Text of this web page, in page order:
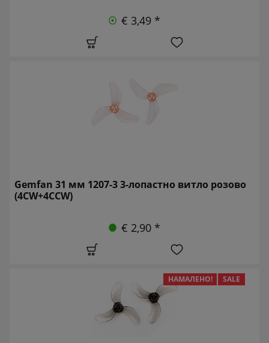
€ 3,49 *
Gemfan 31 мм 1207-3 3-лопастно витло розово
(4CW+4CCW)
€ 2,90 *
НАМАЛЕНО! SALE